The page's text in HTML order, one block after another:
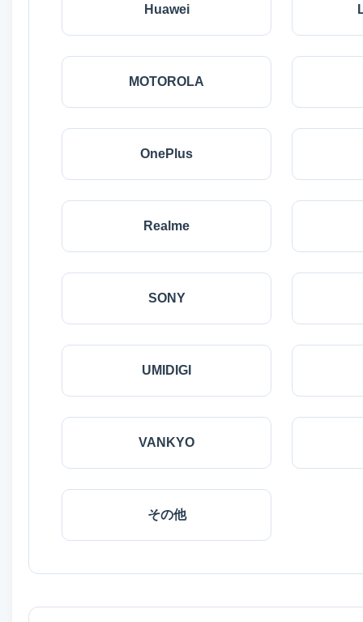
Huawei
MOTOROLA
OnePlus
Realme
SONY
UMIDIGI
VANKYO
その他